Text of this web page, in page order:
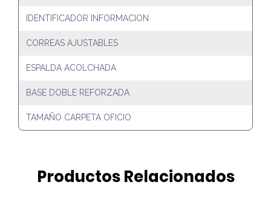
IDENTIFICADOR INFORMACION
CORREAS AJUSTABLES
ESPALDA ACOLCHADA
BASE DOBLE REFORZADA
TAMAÑO CARPETA OFICIO
Productos Relacionados